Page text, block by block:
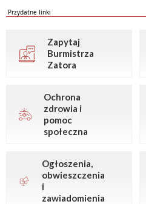
Przydatne linki
Zapytaj
Burmistrza
Zatora
Ochrona
zdrowia i
pomoc
społeczna
Ogłoszenia,
obwieszczenia
i
zawiadomienia